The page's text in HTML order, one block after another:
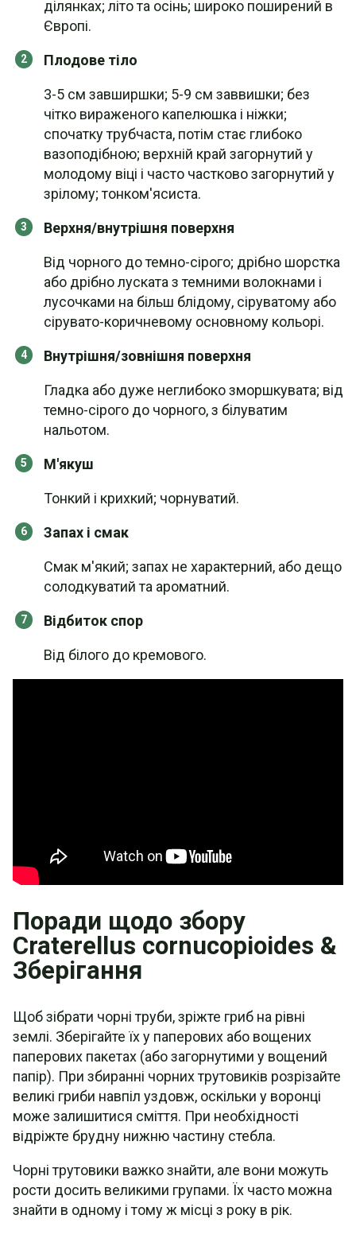
ділянках; літо та осінь; широко поширений в
Європі.
Плодове тіло
3-5 см завширшки; 5-9 см заввишки; без
чітко вираженого капелюшка і ніжки;
спочатку трубчаста, потім стає глибоко
вазоподібною; верхній край загорнутий у
молодому віці і часто частково загорнутий у
зрілому; тонком'ясиста.
Верхня/внутрішня поверхня
Від чорного до темно-сірого; дрібно шорстка
або дрібно луската з темними волокнами і
лусочками на більш блідому, сіруватому або
сірувато-коричневому основному кольорі.
Внутрішня/зовнішня поверхня
Гладка або дуже неглибоко зморшкувата; від
темно-сірого до чорного, з білуватим
нальотом.
М'якуш
Тонкий і крихкий; чорнуватий.
Запах і смак
Смак м'який; запах не характерний, або дещо
солодкуватий та ароматний.
Відбиток спор
Від білого до кремового.
Поради щодо збору
Craterellus cornucopioides &
Зберігання
Щоб зібрати чорні труби, зріжте гриб на рівні
землі. Зберігайте їх у паперових або вощених
паперових пакетах (або загорнутими у вощений
папір). При збиранні чорних трутовиків розрізайте
великі гриби навпіл уздовж, оскільки у воронці
може залишитися сміття. При необхідності
відріжте брудну нижню частину стебла.
Чорні трутовики важко знайти, але вони можуть
рости досить великими групами. Їх часто можна
знайти в одному і тому ж місці з року в рік.